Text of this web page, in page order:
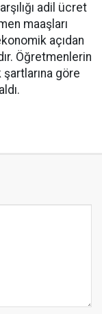
adil ücret
maaşları
açıdan
Öğretmenlerin
göre